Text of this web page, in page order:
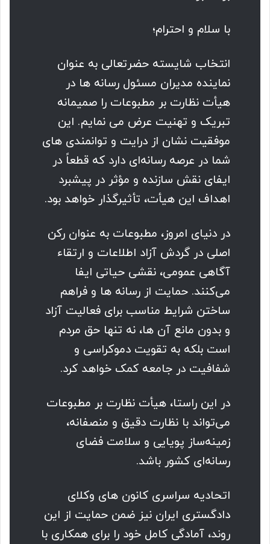
با سلام و احترام؛
انتخاب شایسته حضرتعالی به عنوان
نماینده مدیران مسئول رسانه ها در
هیأت نظارت بر مطبوعات را صمیمانه
تبریک و تهنیت عرض می نمایم. این
موفقیت نشان از درایت و توانمندی های
شما در عرصه رسانه‌ای دارد که قطعاً در
ایفای نقش سازنده و مؤثر در پیشبرد
اهداف این هیأت، تأثیرگذار خواهد بود.
در دنیای امروز، مطبوعات به عنوان رکن
اصلی در گردش آزاد اطلاعات و ارتقاء
آگاهی عمومی، نقشی حیاتی ایفا
می‌کنند. حمایت از رسانه ها و فراهم
ساختن شرایط مناسب برای فعالیت آزاد
و بدون مانع آن ها، نه تنها حق مردم
است بلکه به تقویت دموکراسی و
شفافیت در جامعه کمک خواهد کرد.
در این راستا، هیأت نظارت بر مطبوعات
می‌تواند با نظارت دقیق و منصفانه،
زمینه‌ساز پویایی و سلامت فضای
رسانه‌ای کشور باشد.
اتحادیه سراسری کانون های وکلای
دادگستری ایران نیز ضمن حمایت از این
روند، آمادگی کامل خود را برای همکاری با